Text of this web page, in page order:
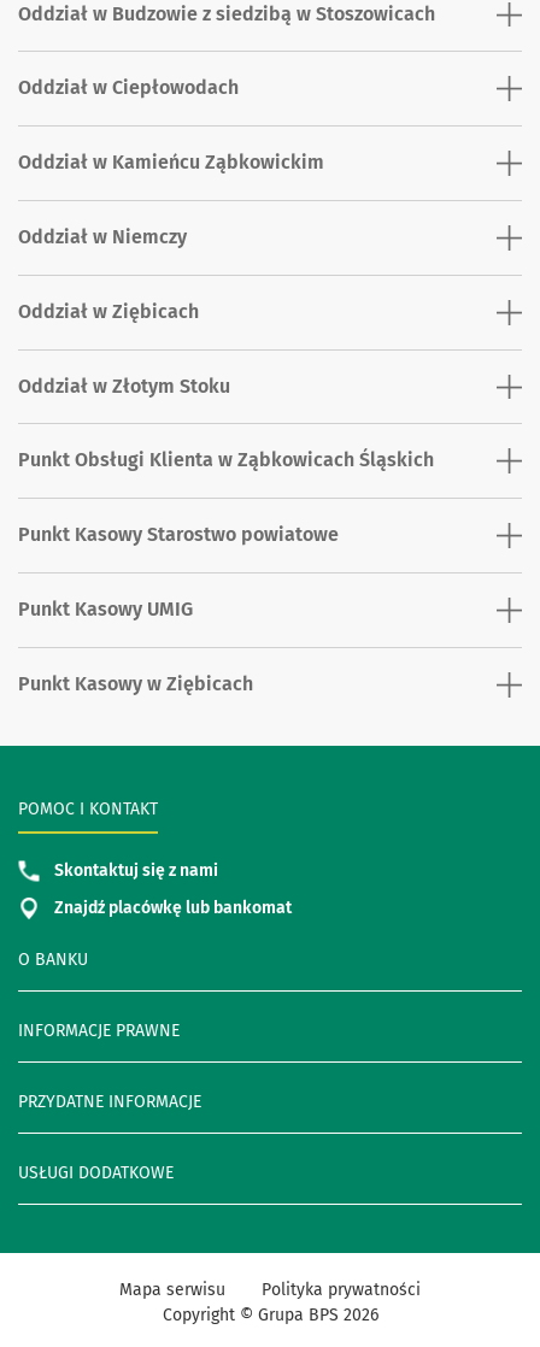
Oddział w Budzowie z siedzibą w Stoszowicach
Oddział w Ciepłowodach
Oddział w Kamieńcu Ząbkowickim
Oddział w Niemczy
Oddział w Ziębicach
Oddział w Złotym Stoku
Punkt Obsługi Klienta w Ząbkowicach Śląskich
Punkt Kasowy Starostwo powiatowe
Punkt Kasowy UMIG
Punkt Kasowy w Ziębicach
O BANKU
INFORMACJE PRAWNE
PRZYDATNE INFORMACJE
USŁUGI DODATKOWE
POMOC I KONTAKT
Skontaktuj się z nami
Znajdź placówkę lub bankomat
Mapa serwisu
Polityka prywatności
Copyright © Grupa BPS 2026